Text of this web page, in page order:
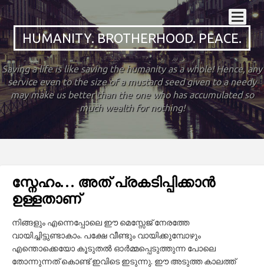
HUMANITY. BROTHERHOOD. PEACE.
Saving a life is like saving the humanity as a whole! Hence, any
service even to the size of a mustard seed given to a needy
may make us better than the one who has accumulated so
much wealth for nothing!
സ്നേഹം… അത് പ്രകടിപ്പിക്കാൻ
ഉള്ളതാണ്
നിങ്ങളും എന്നെപ്പോലെ ഈ മെസ്സേജ് നേരത്തേ
വായിച്ചിട്ടുണ്ടാകാം. പക്ഷേ വീണ്ടും വായിക്കുമ്പോഴും
എന്തൊക്കെയോ കൂടുതൽ ഓർമ്മപ്പെടുത്തുന്ന പോലെ
തോന്നുന്നത് കൊണ്ട് ഇവിടെ ഇടുന്നു. ഈ അടുത്ത കാലത്ത്